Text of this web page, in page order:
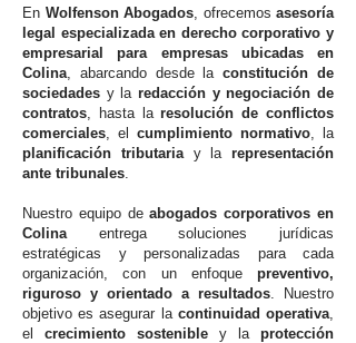
En Wolfenson Abogados, ofrecemos asesoría
legal especializada en derecho corporativo y
empresarial para empresas ubicadas en
Colina, abarcando desde laconstitución de
sociedades y la redacción y negociación de
contratos, hasta laresolución de conflictos
comerciales, el cumplimiento normativo, la
planificación tributariay la representación
ante tribunales.
Nuestro equipo deabogados corporativos en
Colinaentrega soluciones jurídicas
estratégicas y personalizadas para cada
organización, con un enfoque preventivo,
riguroso y orientado a resultados. Nuestro
objetivo es asegurar la continuidad operativa,
el crecimiento sostenible y la protección